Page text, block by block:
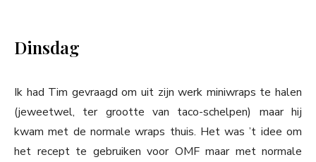
Dinsdag
Ik had Tim gevraagd om uit zijn werk miniwraps te halen
(jeweetwel, ter grootte van taco-schelpen) maar hij
kwam met de normale wraps thuis. Het was ’t idee om
het recept te gebruiken voor OMF maar met normale